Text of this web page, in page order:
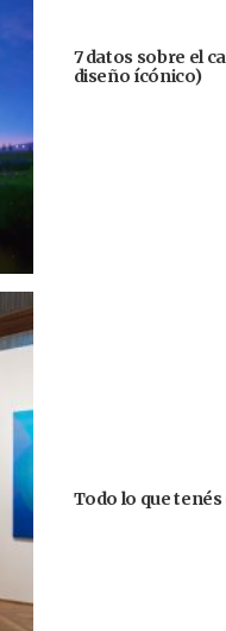
7 datos sobre el
diseño ícónico)
Todo lo que